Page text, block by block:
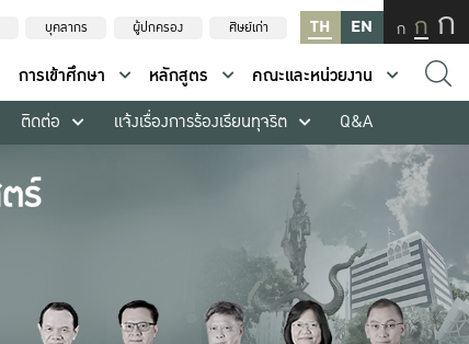
บุคลากร ผู้ปกครอง ศิษย์เก่า TH EN ก ก ก
การเข้าศึกษา หลักสูตร
คณะและหน่วยงาน
ติดต่อ แจ้งเรื่องการร้องเรียนทุจริต Q&A